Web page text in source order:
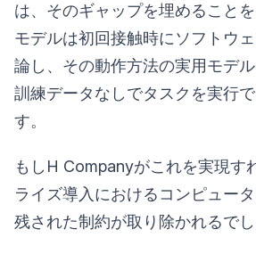
は、そのギャップを埋めることを
モデルは初回接触時にソフトウ
論し、その動作方法の実用モデ
訓練データなしでタスクを実行
す。
もしH Companyがこれを実現す
ライズ導入におけるコンピュー
残された制約が取り除かれるでし